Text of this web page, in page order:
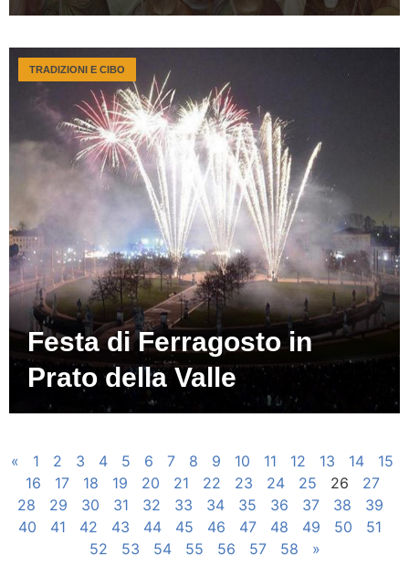
Festa di Ferragosto in
Prato della Valle
TRADIZIONI E CIBO
« 1 2 3 4 5 6 7 8 9 10 11 12 13 14
15
16
17 18 19 20 21 22 23 24 25 26
27
28
29 30 31 32 33 34 35 36 37 38
39
40
41 42 43 44 45 46 47 48 49 50
51
52
53 54 55 56 57 58 »